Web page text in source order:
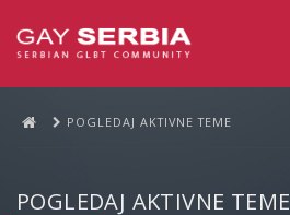
POGLEDAJ AKTIVNE TEME
POGLEDAJ AKTIVNE TEME